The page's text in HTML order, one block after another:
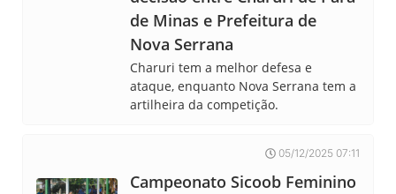
de Minas e Prefeitura de
Nova Serrana
Charuri tem a melhor defesa e
ataque, enquanto Nova Serrana tem a
artilheira da competição.
05/12/2025 07:11
Campeonato Sicoob Feminino